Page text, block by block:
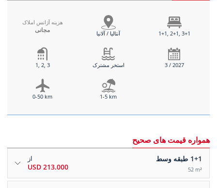
هزینه آژانس املاک
مجانی آنتالیا / آلانیا 1+1, 2+1, 3+1
1, 2, 3 استخر مشترک 3 / 2027
0-50 km 1-5 km
همواره قیمت های صحیح
1+1 طبقه وسط
52 m²
از
213.000 USD